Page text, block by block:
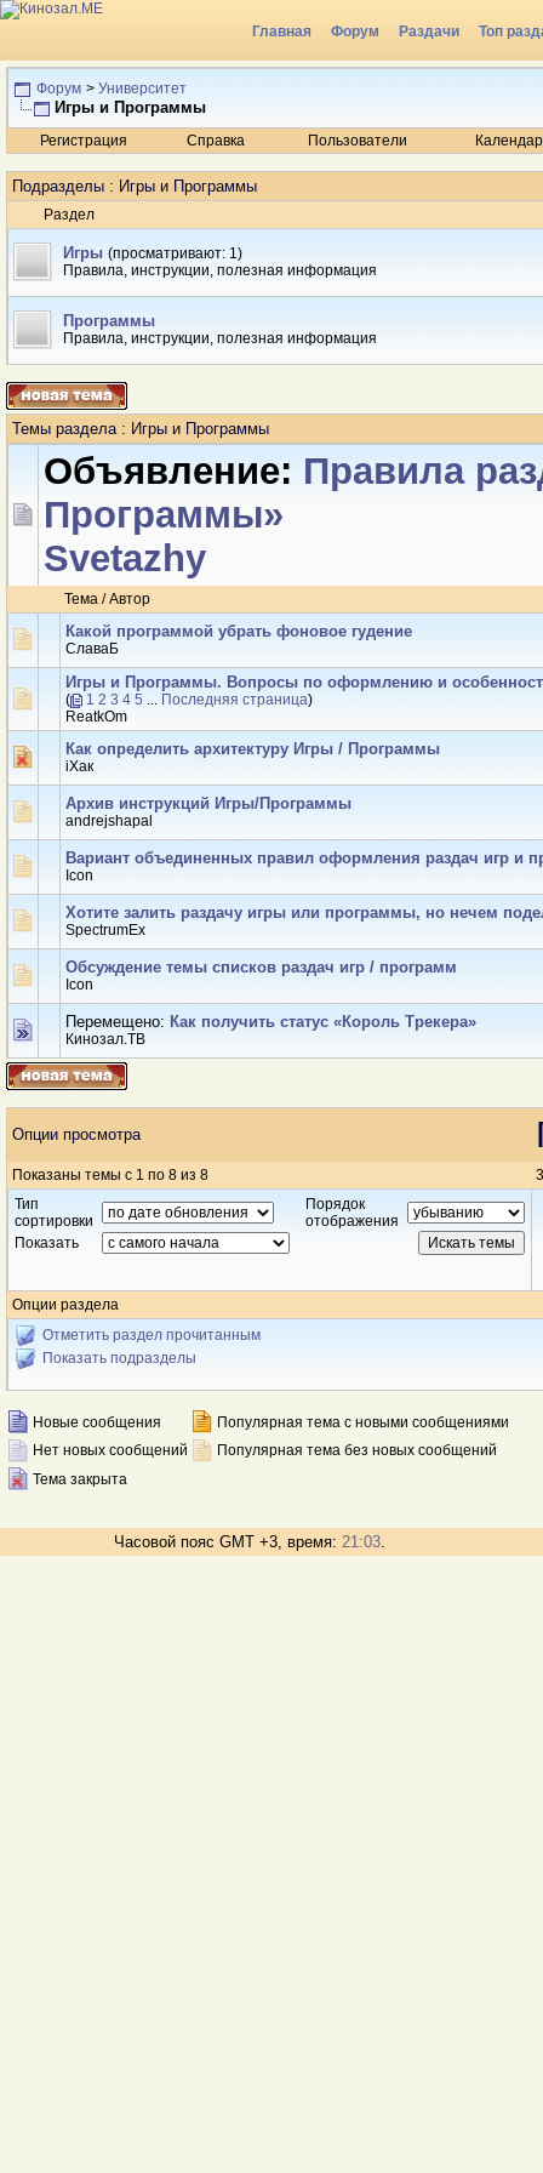
Главная Форум Раздачи Топ
Радио
Форум > Университет
Игры и Программы
Регистрация Справка Пользователи
Подразделы : Игры и Программы
Раздел
Игры (просматривают: 1)
Правила, инструкции, полезная информация
Программы
Правила, инструкции, полезная информация
Темы раздела: Игры и Программы
Объявление: Правила
Программы»
Svetazhy
Тема /Автор
Какой программой убрать фоновое гудение
СлаваБ
Игры и Программы. Вопросы по оформлению и
( 1 2 3 4 5 ... Последняя страница)
ReatkOm
Как определить архитектуру Игры / Программы
iХaк
Архив инструкций Игры/Программы
andrejshapal
Вариант объединенных правил оформления раздач игр и
Icon
Хотите залить раздачу игры или программы, но нечем
SpectrumEx
Обсуждение темы списков раздач игр / программ
Icon
Перемещено: Как получить статус «Король Трекера»
Кинозал.ТВ
Опции просмотра
Показаны темы с 1 по 8 из 8
Тип
сортировки
Порядок
отображения
Показать
Опции раздела
Отметить раздел прочитанным
Показать подразделы
Новые сообщения
Популярная тема с новыми сообщениями
Нет новых сообщений
Популярная тема без новых сообщений
Тема закрыта
Часовой пояс GMT +3, время: 21:03.